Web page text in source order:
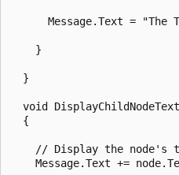
Message.Text = "The
    }
  }
void
  {
// Display the node's
Message.Text +=